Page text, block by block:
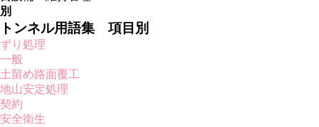
別
トンネル用語集 項目別
ずり処理
一般
土留め路面覆工
地山安定処理
契約
安全衛生